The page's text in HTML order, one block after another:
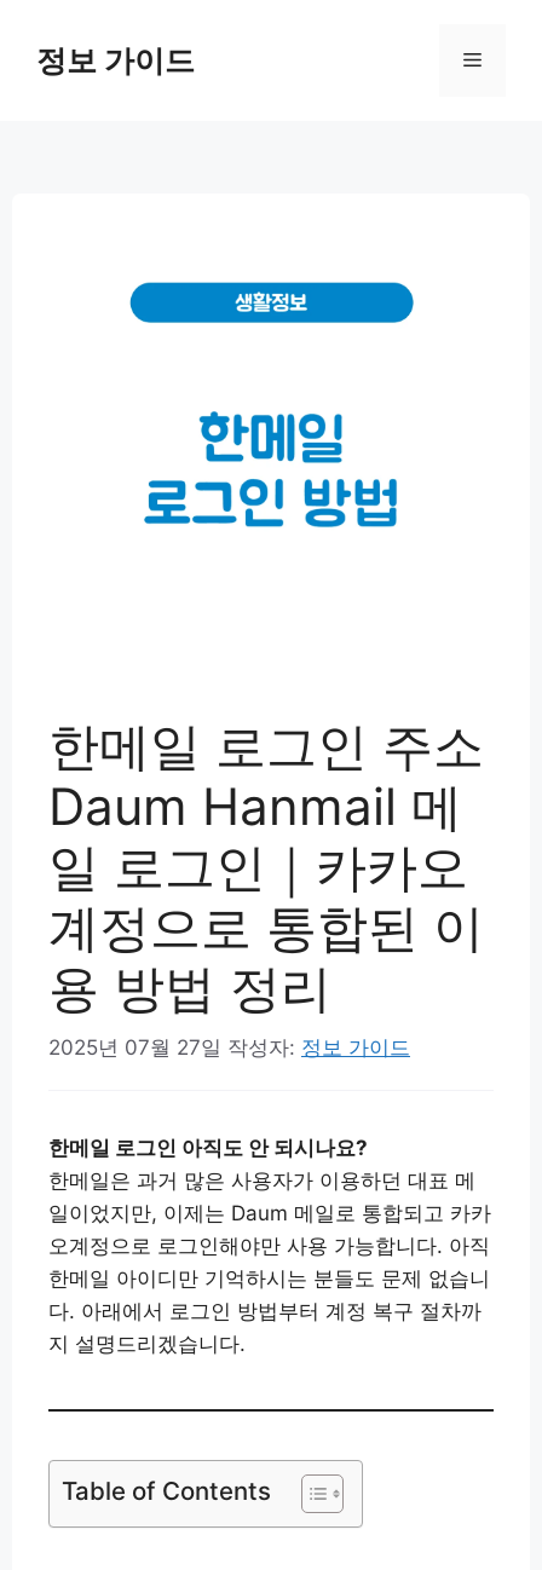
정보 가이드 메
한메일 로그인 주소
Daum Hanmail 메
일 로그인｜카카오
계정으로 통합된 이
용 방법 정리
2025년 07월 27일 작성자: 정보 가이드
한메일 로그인 아직도 안 되시나요?
한메일은 과거 많은 사용자가 이용하던 대표 메
일이었지만, 이제는 Daum 메일로 통합되고 카카
오계정으로 로그인해야만 사용 가능합니다. 아직
한메일 아이디만 기억하시는 분들도 문제 없습니
다. 아래에서 로그인 방법부터 계정 복구 절차까
지 설명드리겠습니다.
Table of Contents